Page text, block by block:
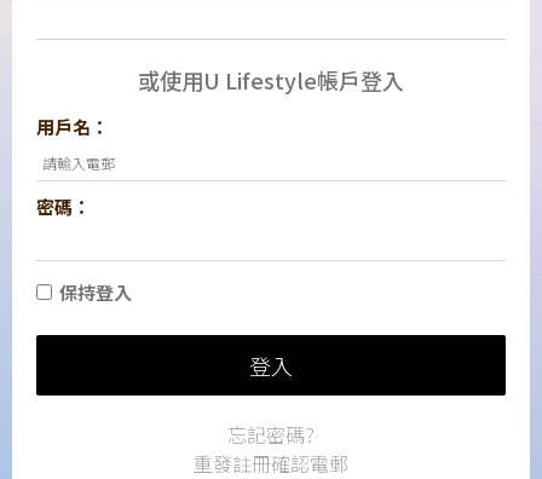
或使用U Lifestyle帳戶登入
用戶名：
密碼：
保持登入
登入
忘記密碼?
重發註冊確認電郵